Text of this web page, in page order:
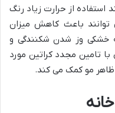
از حرارت زیاد رنگ
باعث کاهش میزان
خشکی وز شدن شکنندگی و
تامین مجدد کراتین مورد
ظاهر مو کمک می کند.